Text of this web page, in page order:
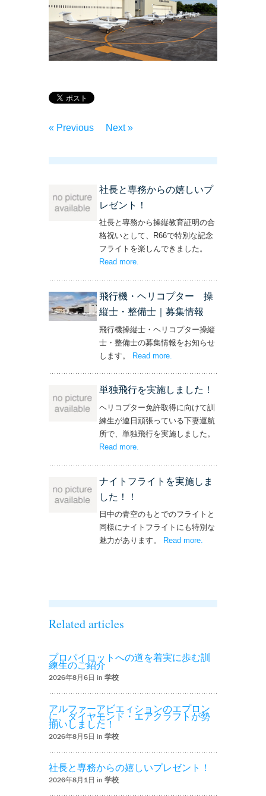
« Previous Next »
社長と専務からの嬉しいプ
レゼント！
社長と専務から操縦教育証明の合
格祝いとして、R66で特別な記念
フライトを楽しんできました。
Read more– ‘社長と専務からの嬉しいプレゼン
.
飛行機・ヘリコプター 操
縦士・整備士｜募集情報
飛行機操縦士・ヘリコプター操縦
士・整備士の募集情報をお知らせ
します。 Read more
単独飛行を実施しました！
ヘリコプター免許取得に向けて訓
練生が連日頑張っている下妻運航
所で、単独飛行を実施しました。
Read more
ナイトフライトを実施しま
した！！
日中の青空のもとでのフライトと
同様にナイトフライトにも特別な
魅力があります。
Read more– ‘ナイトフライト
.
Related articles
プロパイロットへの道を着実に歩む訓
練生のご紹介
2026年8月6日 in 学校
アルファーアビエィションのエプロン
に、ダイヤモンド・エアクラフトが勢
揃いしました！
2026年8月5日 in 学校
社長と専務からの嬉しいプレゼント！
2026年8月1日 in 学校